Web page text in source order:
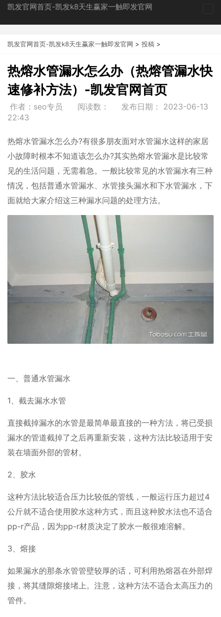
凯发官网首页-凯发k8天生赢家一触即发官网
凯发官网首页-凯发k8天生赢家一触即发官网 > 投稿 >
热熔水管漏水怎么办（热熔管漏水快
速修补方法）-凯发官网首页
作者：seo专员 阅读数： 发布日期： 2023-06-13
22:43
热熔水管漏水怎么办?有很多朋友面对水管漏水这样的家居
小故障时根本不知道该怎么办?其实热熔水管漏水是比较常
见的生活问题，无需着急。一般比较常见的水管漏水有三种
情况，包括普通水管漏水、水管接头漏水和下水管漏水，下
面就给大家介绍这三种漏水问题的处理方法。
一、普通水管漏水
1、截去漏水水管
直接截掉漏水的水管是最简单最直接的一种方法，将已受损
漏水的管道截掉了之后再重新安装，这种方法比较适用于安
装在墙面外部的管材。
2、胶水
这种方法比较适合压力比较低的管线，一般运行压力超过4
公斤就不适合使用胶水这种方式，而且这种胶水法也不适合
pp-r产品，因为pp-r材质决定了胶水一般很难溶解。
3、熔接
如果漏水的那条水管管壁较厚的话，可利用热熔器在外部焊
接，将其缝隙熔接堵上。注意，这种方法不适合太高压力的
管件。